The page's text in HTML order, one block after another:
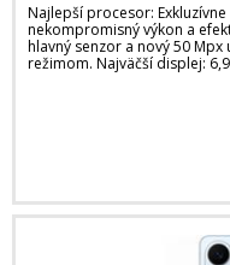
Najlepší procesor:
nekompromisný výkon a
hlavný senzor a nový 50
režimom. Najväčší displej: